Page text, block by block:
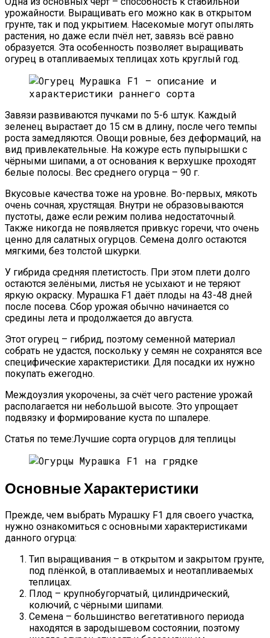
урожайности. Выращивать его можно как в открытом
грунте, так и под укрытием. Насекомые могут опылять
растения, но даже если пчёл нет, завязь всё равно
образуется. Эта особенность позволяет выращивать
огурец в отапливаемых теплицах хоть круглый год.
Завязи развиваются пучками по 5-6 штук. Каждый
зеленец вырастает до 15 см в длину, после чего темпы
роста замедляются. Овощи ровные, без деформаций, на
вид привлекательные. На кожуре есть пупырышки с
чёрными шипами, а от основания к верхушке проходят
белые полосы. Вес среднего огурца – 90 г.
Вкусовые качества тоже на уровне. Во-первых, мякоть
очень сочная, хрустящая. Внутри не образовываются
пустоты, даже если режим полива недостаточный.
Также никогда не появляется привкус горечи, что очень
ценно для салатных огурцов. Семена долго остаются
мягкими, без толстой шкурки.
У гибрида средняя плетистость. При этом плети долго
остаются зелёными, листья не усыхают и не теряют
яркую окраску. Мурашка F1 даёт плоды на 43-48 дней
после посева. Сбор урожая обычно начинается со
средины лета и продолжается до августа.
Этот огурец – гибрид, поэтому семенной материал
собрать не удастся, поскольку у семян не сохранятся все
специфические характеристики. Для посадки их нужно
покупать ежегодно.
Междоузлия укорочены, за счёт чего растение урожай
располагается ни небольшой высоте. Это упрощает
подвязку и формирование куста по шпалере.
Статья по теме:Лучшие сорта огурцов для теплицы
Основные Характеристики
Прежде, чем выбрать Мурашку F1 для своего участка,
нужно ознакомиться с основными характеристиками
данного огурца:
Тип выращивания – в открытом и закрытом грунте,
под плёнкой, в отапливаемых и неотапливаемых
теплицах.
Плод – крупнобугорчатый, цилиндрический,
колючий, с чёрными шипами.
Семена – большинство вегетативного периода
находятся в зародышевом состоянии, поэтому